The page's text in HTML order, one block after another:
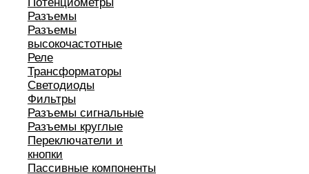
Разъемы
Разъемы
высокочастотные
Реле
Трансформаторы
Светодиоды
Фильтры
Разъемы сигнальные
Разъемы круглые
Переключатели и
кнопки
Пассивные компоненты